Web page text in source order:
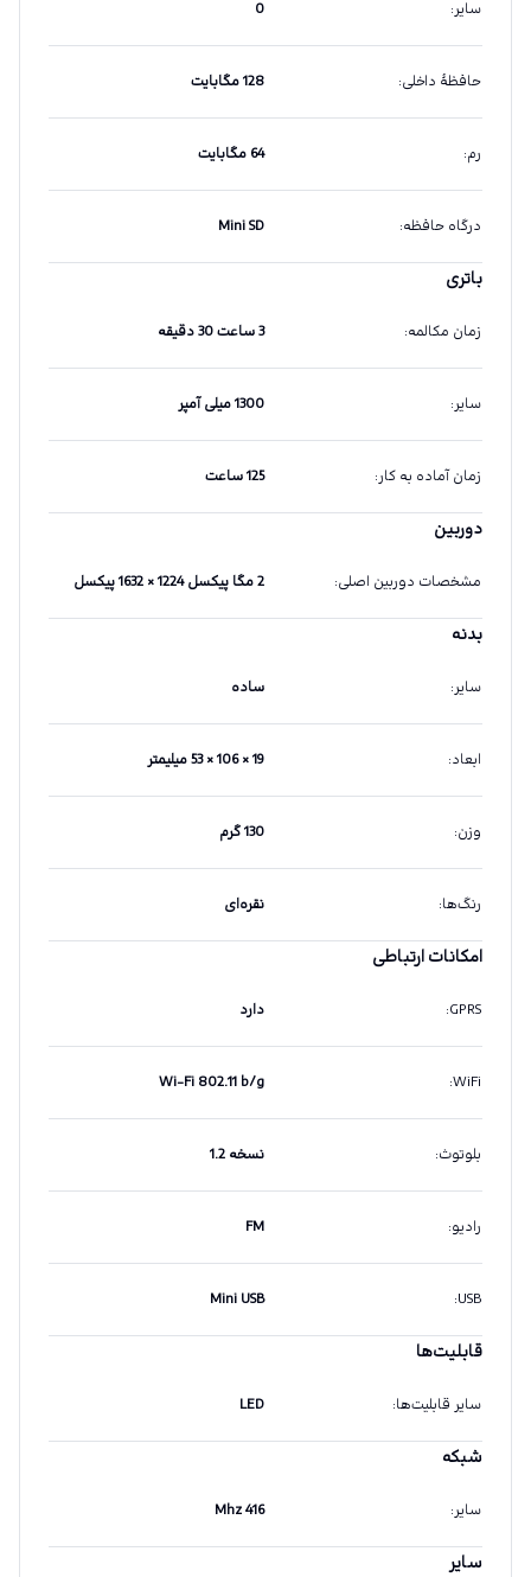
سایر:
0
حافظهٔ داخلی: 128 مگابایت
رم: 64 مگابایت
درگاه حافظه:
Mini SD
باتری
زمان مکالمه: 3 ساعت 30 دقیقه
سایر: 1300 میلی آمپر
زمان آماده به کار: 125 ساعت
دوربین
مشخصات دوربین اصلی: 2 مگا پیکسل 1224 × 1632 پیکسل
بدنه
سایر: ساده
ابعاد: 19 × 106 × 53 میلیمتر
وزن: 130 گرم
رنگ‌ها: نقره‌ای
امکانات ارتباطی
GPRS
: دارد
WiFi
:
Wi-Fi 802.11 b/g
بلوتوث: نسخه 1.2
رادیو:
FM
USB
:
Mini USB
قابلیت‌ها
سایر قابلیت‌ها:
LED
شبکه
سایر:
416 Mhz
سایر